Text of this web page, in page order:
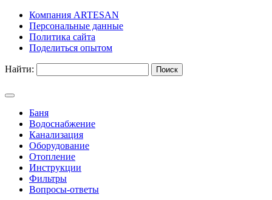
Компания ARTESAN
Персональные данные
Политика сайта
Поделиться опытом
Найти:
Баня
Водоснабжение
Канализация
Оборудование
Отопление
Инструкции
Фильтры
Вопросы-ответы